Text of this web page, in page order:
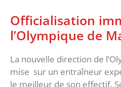
Officialisation
l’Olympique de
La nouvelle direction de
mise sur un entraîneur
le meilleur de son effectif.